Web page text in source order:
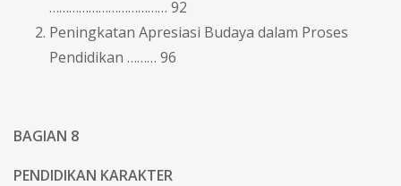
……………………………… 92
Peningkatan Apresiasi Budaya dalam Proses
Pendidikan ……… 96
BAGIAN 8
PENDIDIKAN KARAKTER